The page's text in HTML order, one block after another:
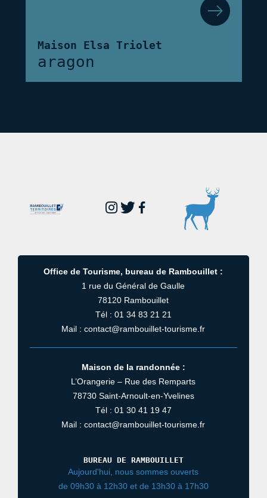
Maison Elsa Triolet
aragon
Office de Tourisme, bureau de Rambouillet :
1 rue du Général de Gaulle
78120 Rambouillet
Tél : 01 34 83 21 21
Mail : contact@rambouillet-tourisme.fr
Maison de la randonnée :
L’Orangerie – Rue des Remparts
78730 Saint-Arnoult-en-Yvelines
Tél : 01 30 41 19 47
Mail : contact@rambouillet-tourisme.fr
BUREAU DE RAMBOUILLET
Aujourd'hui, nous sommes ouverts
de 09h30 à 12h30 et de 13h30 à 17h30